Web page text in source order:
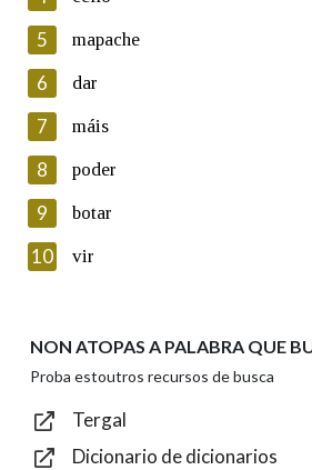
Lin e acepto as condicións da
Introduce o código que aparece na
Texto de verificación
Enviar
5 mapache
6 dar
7 máis
8 poder
9 botar
10 vir
NON ATOPAS A PALABRA QUE
Proba estoutros recursos de busca
Tergal
Dicionario de dicionarios